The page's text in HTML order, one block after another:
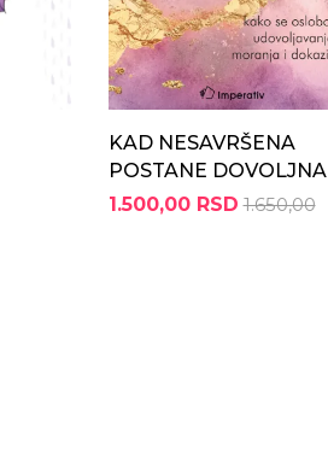
KAD NESAVRŠENA
POSTANE DOVOLJNA
1.500,00 RSD 1.650,00